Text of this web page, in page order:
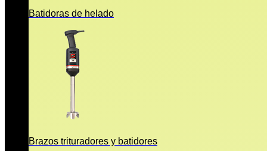
Batidoras de helado
Brazos trituradores y batidores